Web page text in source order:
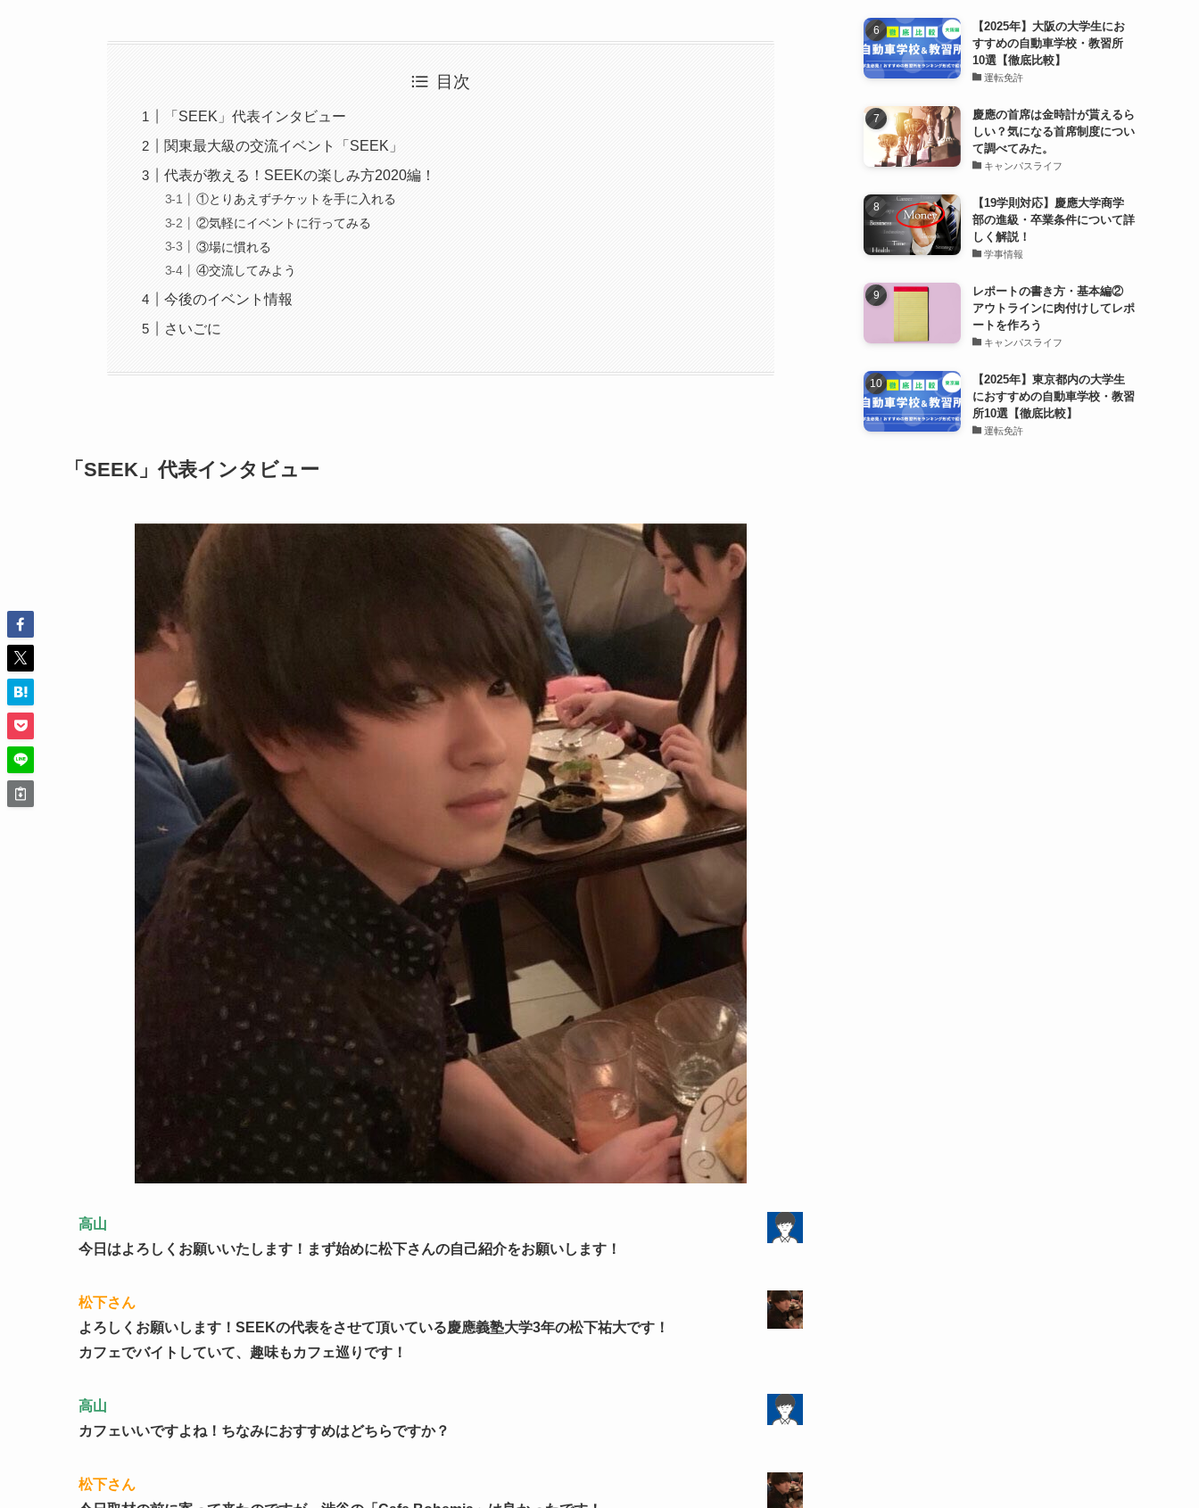
目次
「SEEK」代表インタビュー
関東最大級の交流イベント「SEEK」
代表が教える！SEEKの楽しみ方2020編！
①とりあえずチケットを手に入れる
②気軽にイベントに行ってみる
③場に慣れる
④交流してみよう
今後のイベント情報
さいごに
「SEEK」代表インタビュー
高山
今日はよろしくお願いいたします！まず始めに松下さんの自己紹介をお願いします！
松下さん
よろしくお願いします！SEEKの代表をさせて頂いている慶應義塾大学3年の松下祐大です！
カフェでバイトしていて、趣味もカフェ巡りです！
高山
カフェいいですよね！ちなみにおすすめはどちらですか？
松下さん
【2025年】大阪の大学生にお
すすめの自動車学校・教習所
10選【徹底比較】
運転免許
慶應の首席は金時計が貰えるら
しい？気になる首席制度につい
て調べてみた。
キャンパスライフ
【19学則対応】慶應大学商学
部の進級・卒業条件について詳
しく解説！
学事情報
レポートの書き方・基本編②
アウトラインに肉付けしてレポ
ートを作ろう
キャンパスライフ
【2025年】東京都内の大学生
におすすめの自動車学校・教習
所10選【徹底比較】
運転免許